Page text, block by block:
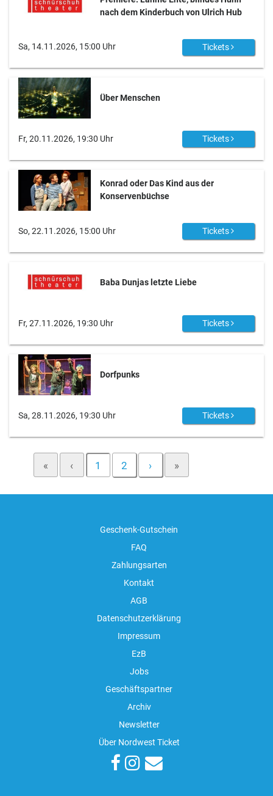
nach dem Kinderbuch von Ulrich Hub
Sa, 14.11.2026, 15:00 Uhr Tickets
Über Menschen
Fr, 20.11.2026, 19:30 Uhr Tickets
Konrad oder Das Kind aus der
Konservenbüchse
So, 22.11.2026, 15:00 Uhr Tickets
Baba Dunjas letzte Liebe
Fr, 27.11.2026, 19:30 Uhr Tickets
Dorfpunks
Sa, 28.11.2026, 19:30 Uhr Tickets
« ‹ 1 2 › »
Geschenk-Gutschein
FAQ
Zahlungsarten
Kontakt
AGB
Datenschutzerklärung
Impressum
EzB
Jobs
Geschäftspartner
Archiv
Newsletter
Über Nordwest Ticket